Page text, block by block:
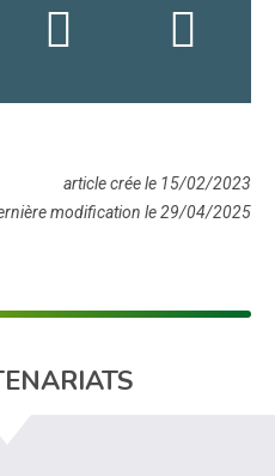
article crée le 15/02/2023
modification le 29/04/2025